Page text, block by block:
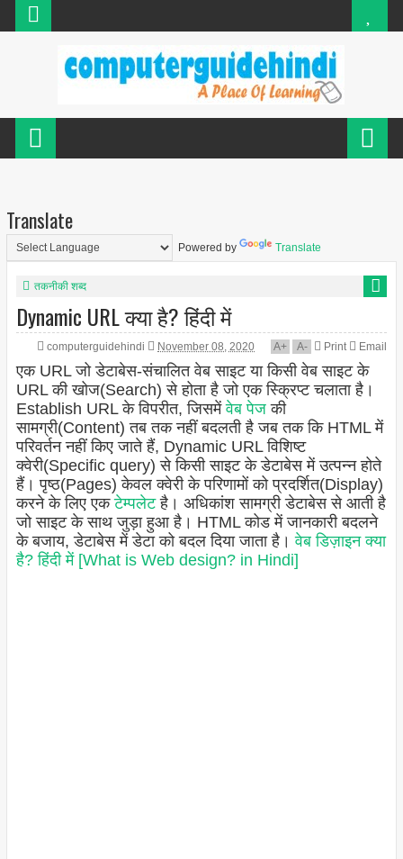
Translate
Powered by Translate
तकनीकी शब्द
Dynamic URL क्या है? हिंदी में
computerguidehindi November 08, 2020 A+ A- Print Email
एक URL जो डेटाबेस-संचालित वेब साइट या किसी वेब साइट के
URL की खोज(Search) से होता है जो एक स्क्रिप्ट चलाता है।
Establish URL के विपरीत, जिसमेंवेब पेजकी
सामग्री(Content) तब तक नहीं बदलती है जब तक कि HTML में
परिवर्तन नहीं किए जाते हैं, Dynamic URL विशिष्ट
क्वेरी(Specific query) से किसी साइट के डेटाबेस में उत्पन्न होते
हैं। पृष्ठ(Pages) केवल क्वेरी के परिणामों को प्रदर्शित(Display)
करने के लिए एकटेम्पलेटहै। अधिकांश सामग्री डेटाबेस से आती है
जो साइट के साथ जुड़ा हुआ है। HTML कोड में जानकारी बदलने
के बजाय, डेटाबेस में डेटा को बदल दिया जाता है।वेब डिज़ाइन क्या
है? हिंदी में [What is Web design? in Hindi]